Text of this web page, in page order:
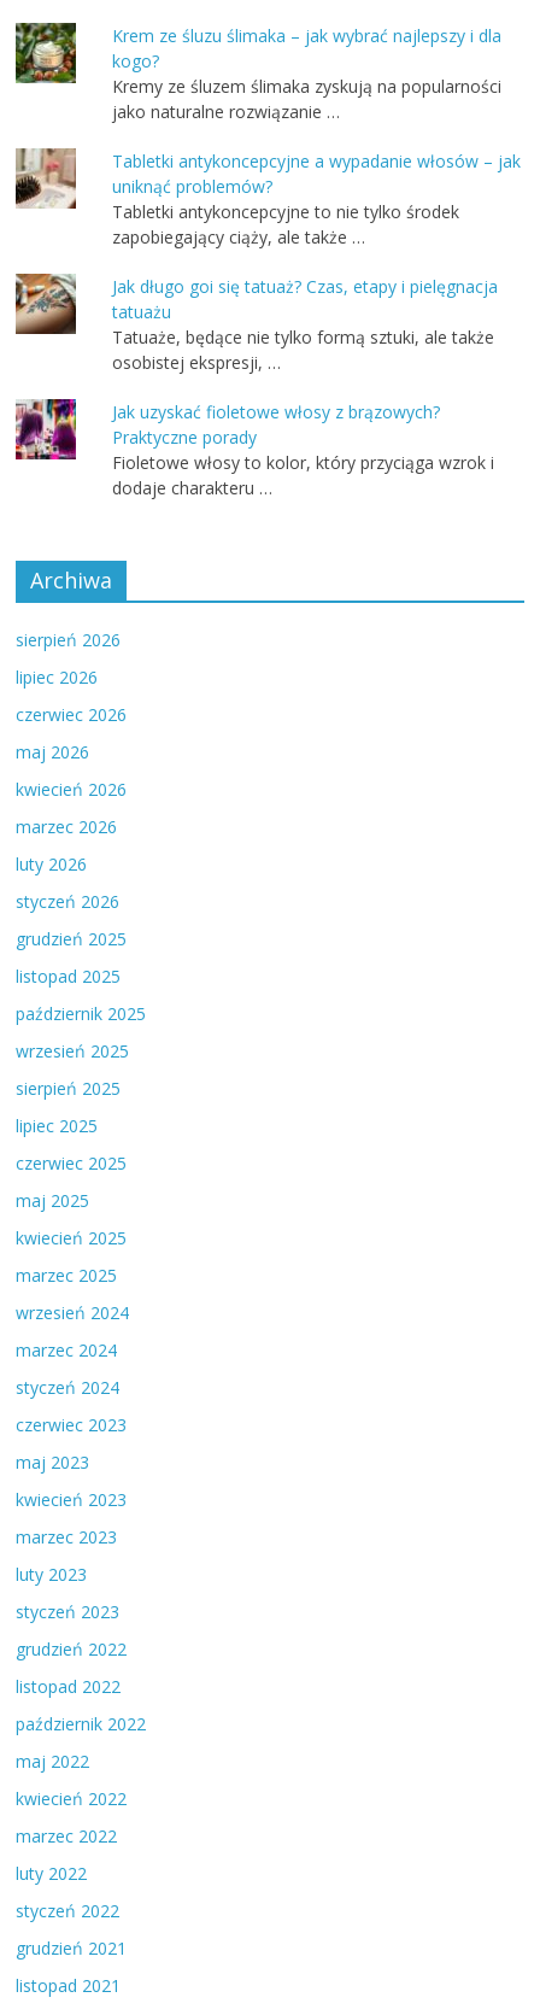
Krem ze śluzu ślimaka – jak wybrać najlepszy i dla
kogo?
Kremy ze śluzem ślimaka zyskują na popularności
jako naturalne rozwiązanie …
Tabletki antykoncepcyjne a wypadanie włosów – jak
uniknąć problemów?
Tabletki antykoncepcyjne to nie tylko środek
zapobiegający ciąży, ale także …
Jak długo goi się tatuaż? Czas, etapy i pielęgnacja
tatuażu
Tatuaże, będące nie tylko formą sztuki, ale także
osobistej ekspresji, …
Jak uzyskać fioletowe włosy z brązowych?
Praktyczne porady
Fioletowe włosy to kolor, który przyciąga wzrok i
dodaje charakteru …
Archiwa
sierpień 2026
lipiec 2026
czerwiec 2026
maj 2026
kwiecień 2026
marzec 2026
luty 2026
styczeń 2026
grudzień 2025
listopad 2025
październik 2025
wrzesień 2025
sierpień 2025
lipiec 2025
czerwiec 2025
maj 2025
kwiecień 2025
marzec 2025
wrzesień 2024
marzec 2024
styczeń 2024
czerwiec 2023
maj 2023
kwiecień 2023
marzec 2023
luty 2023
styczeń 2023
grudzień 2022
listopad 2022
październik 2022
maj 2022
kwiecień 2022
marzec 2022
luty 2022
styczeń 2022
grudzień 2021
listopad 2021